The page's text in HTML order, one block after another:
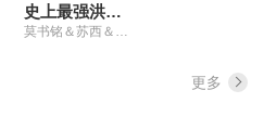
史上最强洪荒修为
更多